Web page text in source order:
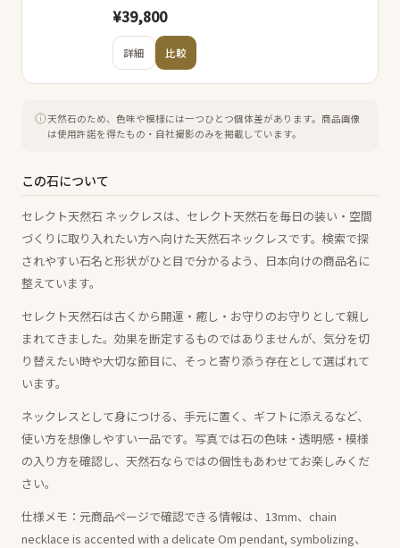
¥39,800
詳細 比較
天然石のため、色味や模様には一つひとつ個体差があります。 商品画像
は使用許諾を得たもの・自社撮影のみを掲載しています。
この石について
セレクト天然石 ネックレスは、セレクト天然石を毎日の装い・空間
づくりに取り入れたい方へ向けた天然石ネックレスです。検索で探
されやすい石名と形状がひと目で分かるよう、日本向けの商品名に
整えています。
セレクト天然石は古くから開運・癒し・お守りのお守りとして親し
まれてきました。効果を断定するものではありませんが、気分を切
り替えたい時や大切な節目に、そっと寄り添う存在として選ばれて
います。
ネックレスとして身につける、手元に置く、ギフトに添えるなど、
使い方を想像しやすい一品です。写真では石の色味・透明感・模様
の入り方を確認し、天然石ならではの個性もあわせてお楽しみくだ
さい。
仕様メモ：元商品ページで確認できる情報は、13mm、chain
necklace is accented with a delicate Om pendant, symbolizing、